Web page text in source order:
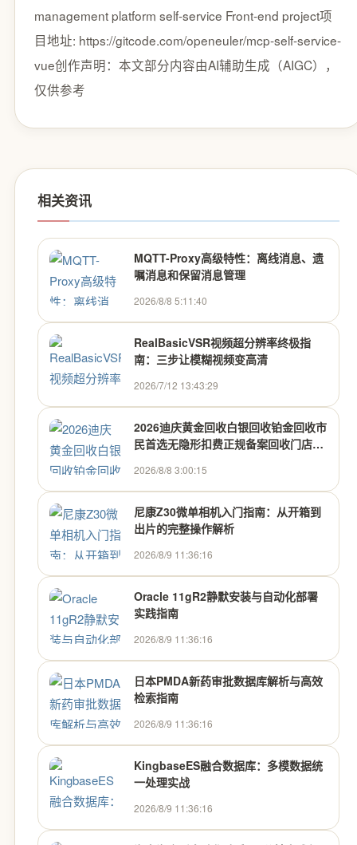
management platform self-service Front-end project项
目地址: https://gitcode.com/openeuler/mcp-self-service-
vue创作声明：本文部分内容由AI辅助生成（AIGC），
仅供参考
相关资讯
MQTT-Proxy高级特性：离线消息、遗
嘱消息和保留消息管理
2026/8/8 5:11:40
RealBasicVSR视频超分辨率终极指
南：三步让模糊视频变高清
2026/7/12 13:43:29
2026迪庆黄金回收白银回收铂金回收市
民首选无隐形扣费正规备案回收门店联
2026/8/8 3:00:15
尼康Z30微单相机入门指南：从开箱到
出片的完整操作解析
2026/8/9 11:36:16
Oracle 11gR2静默安装与自动化部署
实践指南
2026/8/9 11:36:16
日本PMDA新药审批数据库解析与高效
检索指南
2026/8/9 11:36:16
KingbaseES融合数据库：多模数据统
一处理实战
2026/8/9 11:36:16